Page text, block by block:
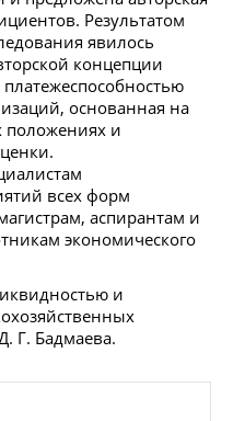
Результатом
явилось
концепции
основанная на
положениях и
всех форм
аспирантам и
экономического
и
Г. Бадмаева.